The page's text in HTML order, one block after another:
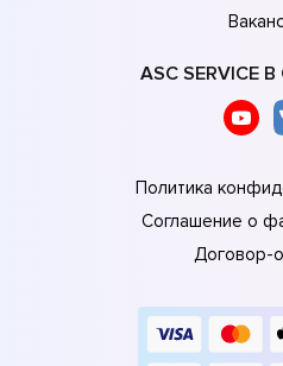
ASC SERVICE
Политика
Соглашение о
Договор-